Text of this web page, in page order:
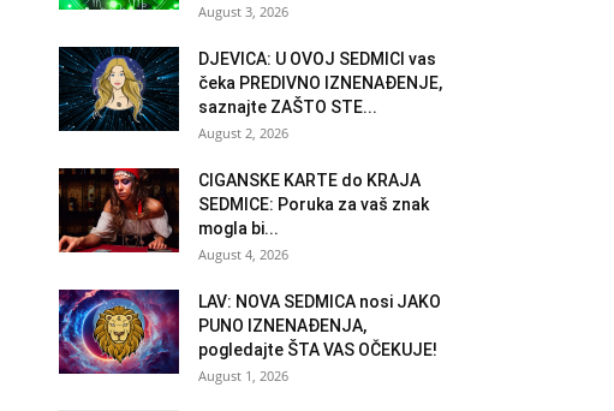
August 3, 2026
DJEVICA: U OVOJ SEDMICI vas
čeka PREDIVNO IZNENAĐENJE,
saznajte ZAŠTO STE...
August 2, 2026
CIGANSKE KARTE do KRAJA
SEDMICE: Poruka za vaš znak
mogla bi...
August 4, 2026
LAV: NOVA SEDMICA nosi JAKO
PUNO IZNENAĐENJA,
pogledajte ŠTA VAS OČEKUJE!
August 1, 2026